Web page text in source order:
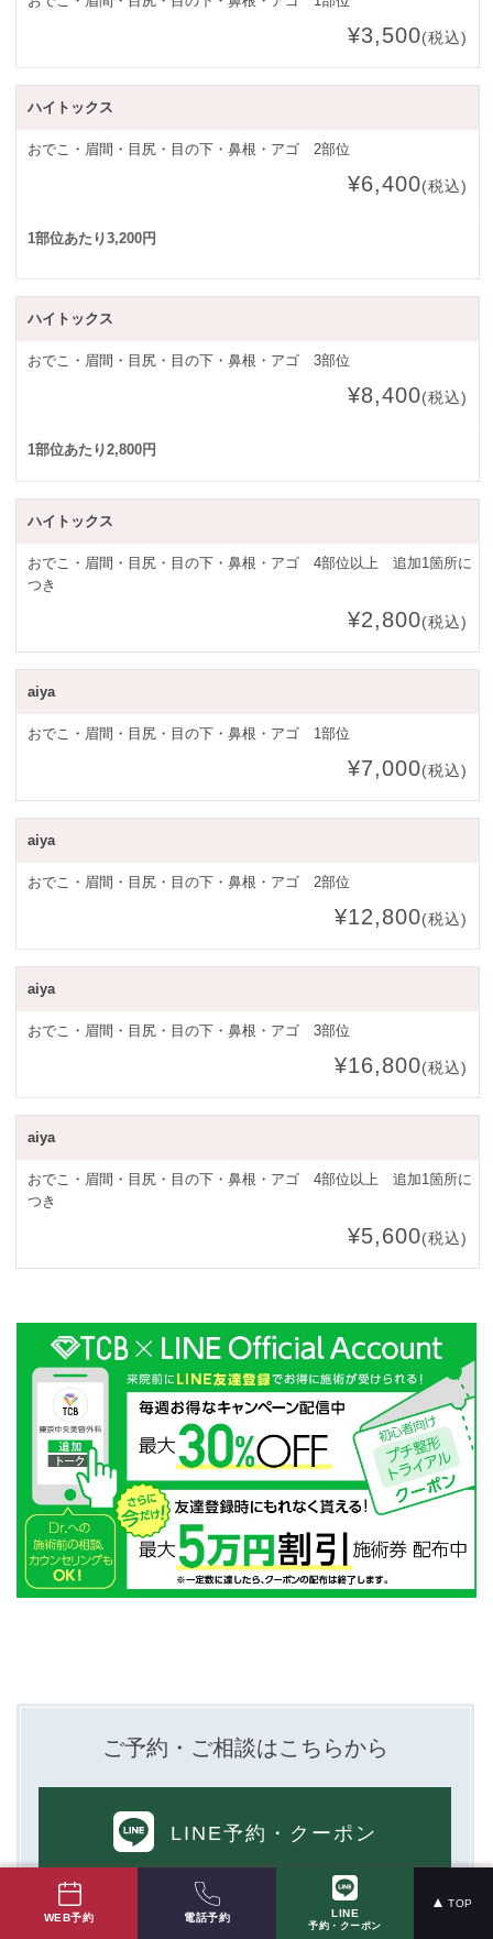
¥3,500(税込)
ハイトックス
おでこ・眉間・目尻・目の下・鼻根・アゴ 2部位
¥6,400(税込)
1部位あたり3,200円
ハイトックス
おでこ・眉間・目尻・目の下・鼻根・アゴ 3部位
¥8,400(税込)
1部位あたり2,800円
ハイトックス
おでこ・眉間・目尻・目の下・鼻根・アゴ 4部位以上 追加1箇所に
つき
¥2,800(税込)
aiya
おでこ・眉間・目尻・目の下・鼻根・アゴ 1部位
¥7,000(税込)
aiya
おでこ・眉間・目尻・目の下・鼻根・アゴ 2部位
¥12,800(税込)
aiya
おでこ・眉間・目尻・目の下・鼻根・アゴ 3部位
¥16,800(税込)
aiya
おでこ・眉間・目尻・目の下・鼻根・アゴ 4部位以上 追加1箇所に
つき
¥5,600(税込)
ご予約・ご相談はこちらから
LINE予約 ・クーポン
WEB予約 電話予約 LINE
予約・クーポン
TOP